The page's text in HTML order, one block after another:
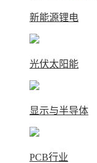
新能源锂电
光伏太阳能
显示与半导体
PCB行业